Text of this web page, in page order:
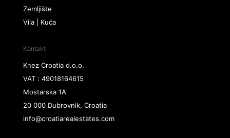
Zemljište
Vila | Kuća
Kontakt
Knez Croatia d.o.o.
VAT : 49018164615
Mostarska 1A
20 000 Dubrovnik, Croatia
info@croatiarealestates.com